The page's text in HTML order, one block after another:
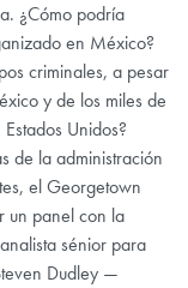
¿Cómo podría
en México?
criminales, a pesar
y de los miles de
Unidos?
de la administración
el Georgetown
un panel con la
sénior para
Dudley —